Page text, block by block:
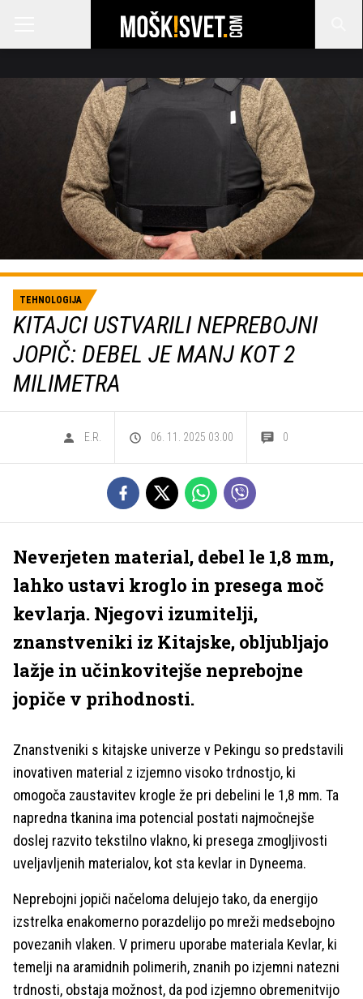
TEHNOLOGIJA
KITAJCI USTVARILI NEPREBOJNI
JOPIČ: DEBEL JE MANJ KOT 2
MILIMETRA
E.R. 06. 11. 2025 03.00 0
Neverjeten material, debel le 1,8 mm,
lahko ustavi kroglo in presega moč
kevlarja. Njegovi izumitelji,
znanstveniki iz Kitajske, obljubljajo
lažje in učinkovitejše neprebojne
jopiče v prihodnosti.
Znanstveniki s kitajske univerze v Pekingu so predstavili
inovativen material z izjemno visoko trdnostjo, ki
omogoča zaustavitev krogle že pri debelini le 1,8 mm. Ta
napredna tkanina ima potencial postati najmočnejše
doslej razvito tekstilno vlakno, ki presega zmogljivosti
uveljavljenih materialov, kot sta kevlar in Dyneema.
Neprebojni jopiči načeloma delujejo tako, da energijo
izstrelka enakomerno porazdelijo po mreži medsebojno
povezanih vlaken. V primeru uporabe materiala Kevlar, ki
temelji na aramidnih polimerih, znanih po izjemni natezni
trdnosti, obstaja možnost, da pod izjemno obremenitvijo